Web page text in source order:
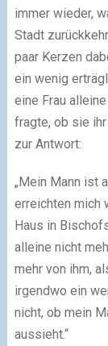
immer wieder,
Stadt
paar Kerzen
ein wenig
eine Frau
fragte, ob sie
zur Antwort:
„Mein Mann ist
erreichten mich
Haus in
alleine nicht
mehr von ihm,
irgendwo ein
nicht, ob mein
aussieht.“